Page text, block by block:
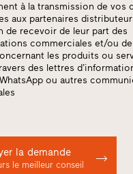
à la transmission de vos
aux partenaires
de recevoir de leur part des
commerciales et/ou de
les produits ou
des lettres
ou autres
la demande
le meilleur conseil